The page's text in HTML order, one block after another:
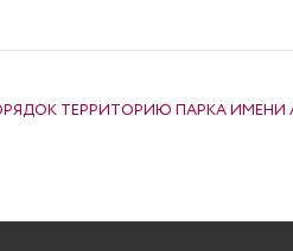
ТЕРРИТОРИЮ ПАРКА ИМЕНИ